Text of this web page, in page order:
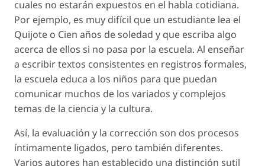
cuales no estarán expuestos en el habla cotidiana.
Por ejemplo, es muy difícil que un estudiante lea el
Quijote o Cien años de soledad y que escriba algo
acerca de ellos si no pasa por la escuela. Al enseñar
a escribir textos consistentes en registros formales,
la escuela educa a los niños para que puedan
comunicar muchos de los variados y complejos
temas de la ciencia y la cultura.
Así, la evaluación y la corrección son dos procesos
íntimamente ligados, pero también diferentes.
Varios autores han establecido una distinción sutil